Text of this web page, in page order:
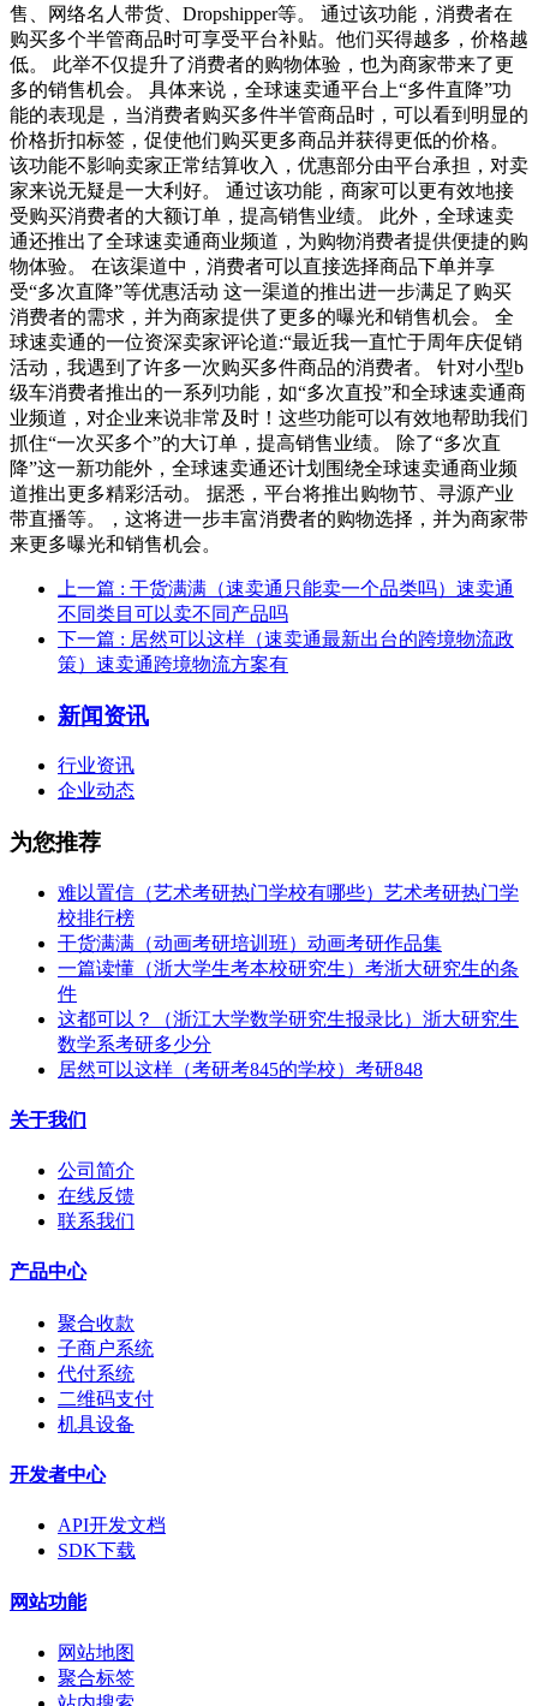
售、网络名人带货、Dropshipper等。 通过该功能，消费者在
购买多个半管商品时可享受平台补贴。他们买得越多，价格越
低。 此举不仅提升了消费者的购物体验，也为商家带来了更
多的销售机会。 具体来说，全球速卖通平台上“多件直降”功
能的表现是，当消费者购买多件半管商品时，可以看到明显的
价格折扣标签，促使他们购买更多商品并获得更低的价格。
该功能不影响卖家正常结算收入，优惠部分由平台承担，对卖
家来说无疑是一大利好。 通过该功能，商家可以更有效地接
受购买消费者的大额订单，提高销售业绩。 此外，全球速卖
通还推出了全球速卖通商业频道，为购物消费者提供便捷的购
物体验。 在该渠道中，消费者可以直接选择商品下单并享
受“多次直降”等优惠活动 这一渠道的推出进一步满足了购买
消费者的需求，并为商家提供了更多的曝光和销售机会。 全
球速卖通的一位资深卖家评论道:“最近我一直忙于周年庆促销
活动，我遇到了许多一次购买多件商品的消费者。 针对小型b
级车消费者推出的一系列功能，如“多次直投”和全球速卖通商
业频道，对企业来说非常及时！这些功能可以有效地帮助我们
抓住“一次买多个”的大订单，提高销售业绩。 除了“多次直
降”这一新功能外，全球速卖通还计划围绕全球速卖通商业频
道推出更多精彩活动。 据悉，平台将推出购物节、寻源产业
带直播等。，这将进一步丰富消费者的购物选择，并为商家带
来更多曝光和销售机会。
上一篇 : 干货满满（速卖通只能卖一个品类吗）速卖通
不同类目可以卖不同产品吗
下一篇 : 居然可以这样（速卖通最新出台的跨境物流政
策）速卖通跨境物流方案有
新闻资讯
行业资讯
企业动态
为您推荐
难以置信（艺术考研热门学校有哪些）艺术考研热门学
校排行榜
干货满满（动画考研培训班）动画考研作品集
一篇读懂（浙大学生考本校研究生）考浙大研究生的条
件
这都可以？（浙江大学数学研究生报录比）浙大研究生
数学系考研多少分
居然可以这样（考研考845的学校）考研848
关于我们
公司简介
在线反馈
联系我们
产品中心
聚合收款
子商户系统
代付系统
二维码支付
机具设备
开发者中心
API开发文档
SDK下载
网站功能
网站地图
聚合标签